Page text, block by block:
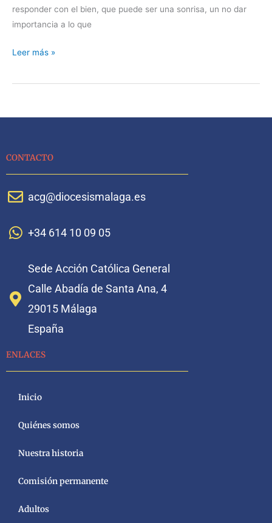
responder con el bien, que puede ser una sonrisa, un no dar
importancia a lo que
Leer más »
CONTACTO
acg@diocesismalaga.es
+34 614 10 09 05
Sede Acción Católica General
Calle Abadía de Santa Ana, 4
29015 Málaga
España
ENLACES
Inicio
Quiénes somos
Nuestra historia
Comisión permanente
Adultos